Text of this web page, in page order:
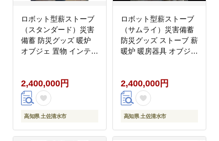
ロボット型薪ストーブ
（スタンダード）災害
備蓄 防災グッズ 暖炉
オブジェ 置物 インテリ
高知 高知県 ギフト 故
郷納税 返礼品
【R00758】
2,400,000円
高知県 土佐清水市
ロボット型薪ストーブ
（サムライ）災害備蓄
防災グッズ ストーブ 薪
暖炉 暖房器具 オブジェ
ーク オリジナル 存在感
ガラス 手作り
【R00759】
2,400,000円
高知県 土佐清水市